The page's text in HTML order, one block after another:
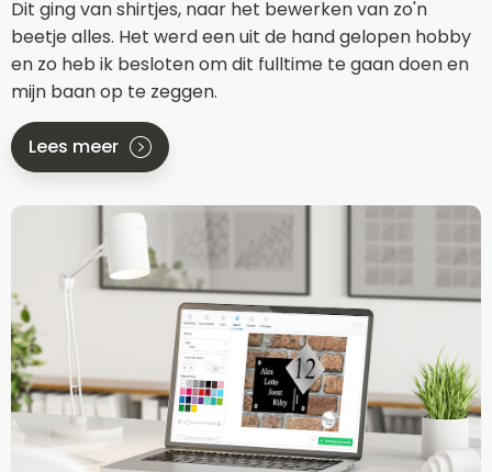
Dit ging van shirtjes, naar het bewerken van zo'n
beetje alles. Het werd een uit de hand gelopen hobby
en zo heb ik besloten om dit fulltime te gaan doen en
mijn baan op te zeggen.
Lees meer